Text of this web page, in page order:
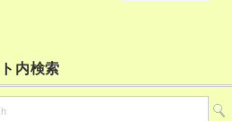
内検索